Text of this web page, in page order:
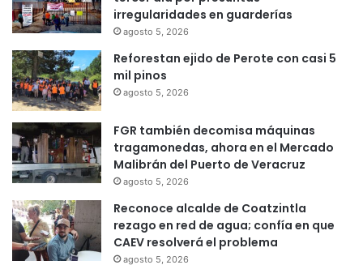
irregularidades en guarderías
agosto 5, 2026
Reforestan ejido de Perote con casi 5
mil pinos
agosto 5, 2026
FGR también decomisa máquinas
tragamonedas, ahora en el Mercado
Malibrán del Puerto de Veracruz
agosto 5, 2026
Reconoce alcalde de Coatzintla
rezago en red de agua; confía en que
CAEV resolverá el problema
agosto 5, 2026